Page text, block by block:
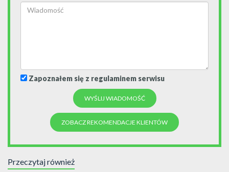
Zapoznałem się z regulaminem serwisu
ZOBACZ REKOMENDACJE KLIENTÓW
Przeczytaj również